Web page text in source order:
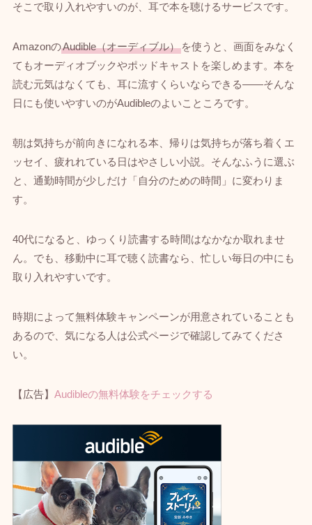
そこで取り入れやすいのが、耳で本を聴けるサービスです。
AmazonのAudible（オーディブル）を使うと、画面をみなく
てもオーディオブックやポッドキャストを楽しめます。本を
読む元気はなくても、耳に流すくらいならできる——そんな
日にも使いやすいのがAudibleのよいこところです。
朝は気持ちが前向きになれる本、帰りは気持ちが落ち着くエ
ッセイ、疲れれている日はやさしい小説。そんなふうに選ぶ
と、通勤時間が少しだけ「自分のための時間」に変わりま
す。
40代になると、ゆっくり読書する時間はなかなか取れませ
ん。でも、移動中に耳で聴く読書なら、忙しい毎日の中にも
取り入れやすいです。
時期によって無料体験キャンペーンが用意されていることも
あるので、気になる人は公式ページで確認してみてくださ
い。
【広告】 Audibleの無料体験をチェックする